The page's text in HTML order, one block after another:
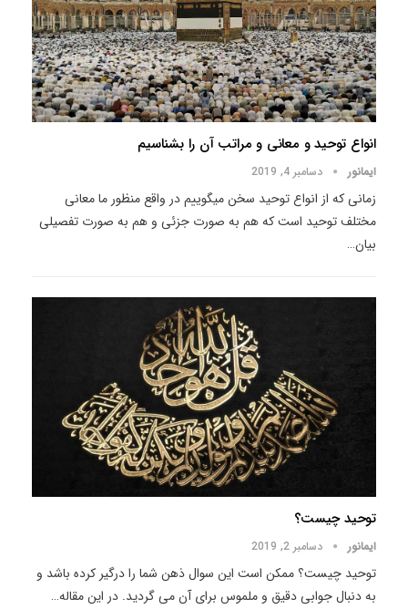
انواع توحید و معانی و مراتب آن را بشناسیم
ایمانور دسامبر 4, 2019
زمانی که از انواع توحید سخن میگوییم در واقع منظور ما معانی
مختلف توحید است که هم به صورت جزئی و هم به صورت تفصیلی
بیان…
توحید چیست؟
ایمانور دسامبر 2, 2019
توحید چیست؟ ممکن است این سوال ذهن شما را درگیر کرده باشد و
به دنبال جوابی دقیق و ملموس برای آن می گردید. در این مقاله…